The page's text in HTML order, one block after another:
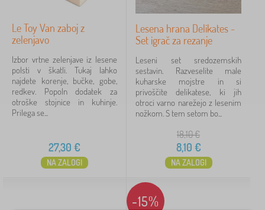
Motivno
za dekle
1
za fanta
od 3 let
3
Le Toy Van zaboj z
zelenjavo
Izbor vrtne zelenjave iz lesene
polsti v škatli. Tukaj lahko
najdete korenje, bučke, gobe,
redkev. Popoln dodatek za
otroške stojnice in kuhinje.
Prilega se...
27,30 €
NA ZALOGI
Lesena hrana Delikates -
Set igrač za rezanje
Leseni set sredozemskih
sestavin. Razveselite male
kuharske mojstre in si
privoščite delikatese, ki jih
otroci varno narežejo z lesenim
nožkom. S tem setom bo...
18,10€
8,10 €
NA ZALOGI
-15%